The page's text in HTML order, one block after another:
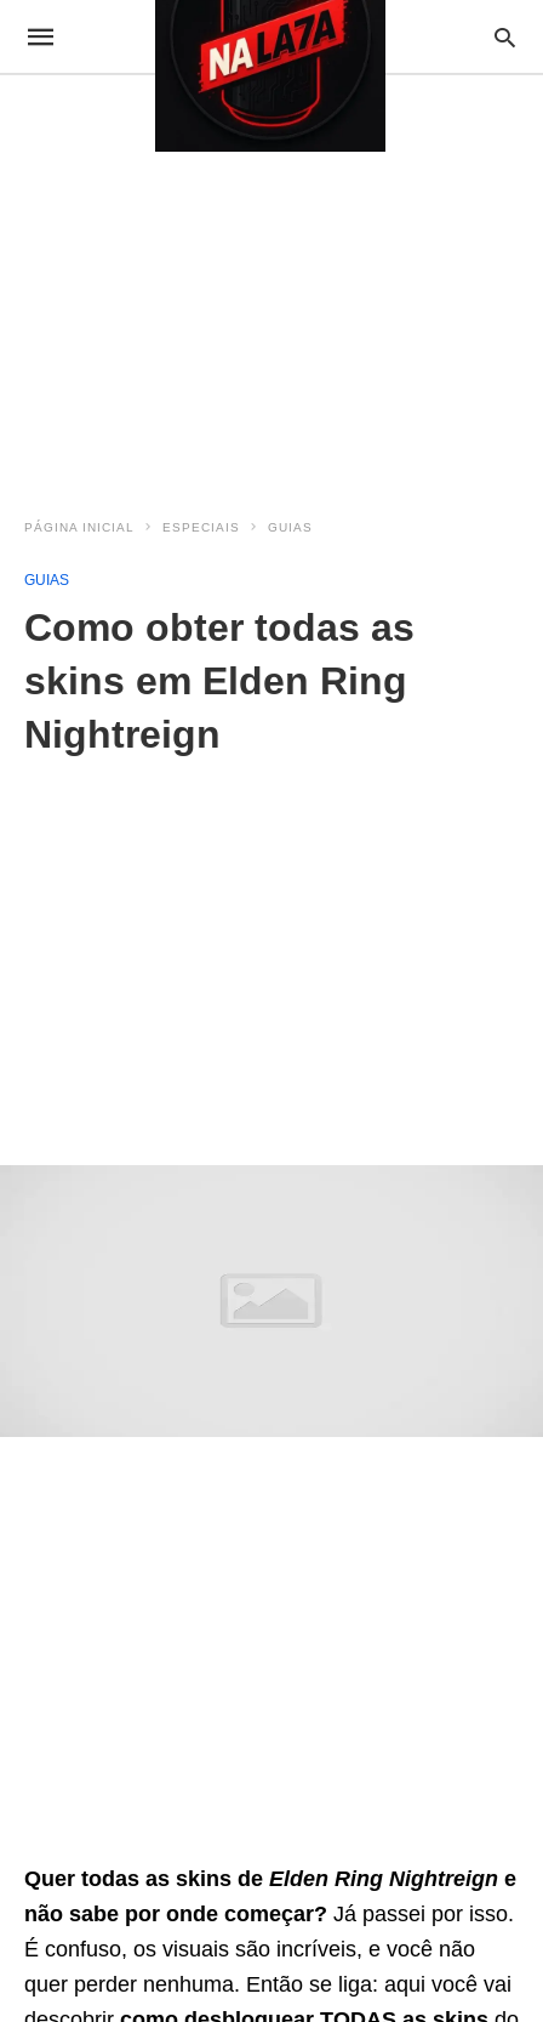
PÁGINA INICIAL ESPECIAIS GUIAS
GUIAS
Como obter todas as
skins em Elden Ring
Nightreign
Quer todas as skins de Elden Ring Nightreign e
não sabe por onde começar? Já passei por isso.
É confuso, os visuais são incríveis, e você não
quer perder nenhuma. Então se liga: aqui você vai